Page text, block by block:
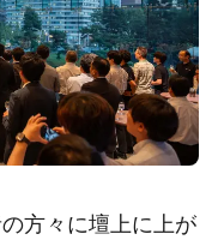
方々に壇上に上が